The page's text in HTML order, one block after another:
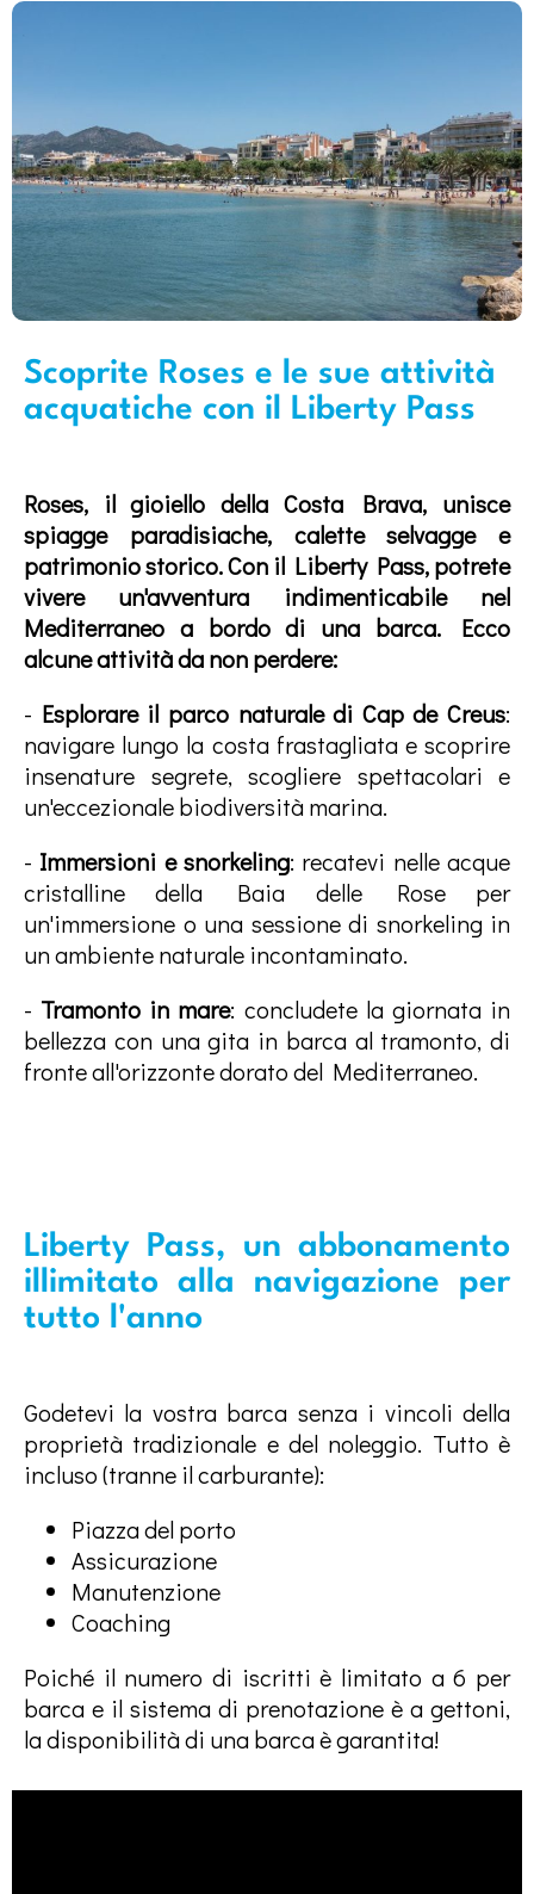
Scoprite Roses e le sue attività
acquatiche con il Liberty Pass
Roses, il gioiello della Costa Brava, unisce
spiagge paradisiache, calette selvagge e
patrimonio storico. Con il Liberty Pass, potrete
vivere un'avventura indimenticabile nel
Mediterraneo a bordo di una barca. Ecco
alcune attività da non perdere:
- Esplorare il parco naturale di Cap de Creus:
navigare lungo la costa frastagliata e scoprire
insenature segrete, scogliere spettacolari e
un'eccezionale biodiversità marina.
- Immersioni e snorkeling: recatevi nelle acque
cristalline della Baia delle Rose per
un'immersione o una sessione di snorkeling in
un ambiente naturale incontaminato.
- Tramonto in mare: concludete la giornata in
bellezza con una gita in barca al tramonto, di
fronte all'orizzonte dorato del Mediterraneo.
Liberty Pass, un abbonamento
illimitato alla navigazione per
tutto l'anno
Godetevi la vostra barca senza i vincoli della
proprietà tradizionale e del noleggio. Tutto è
incluso (tranne il carburante):
Piazza del porto
Assicurazione
Manutenzione
Coaching
Poiché il numero di iscritti è limitato a 6 per
barca e il sistema di prenotazione è a gettoni,
la disponibilità di una barca è garantita!